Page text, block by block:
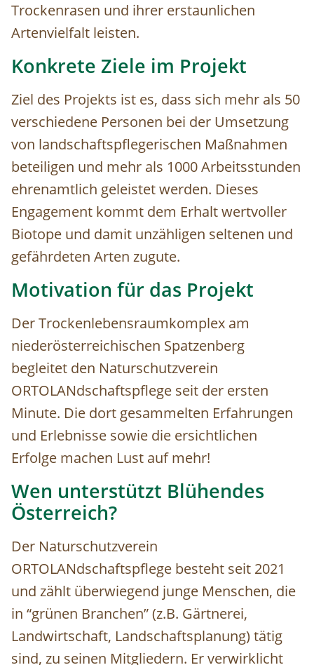
Trockenrasen und ihrer erstaunlichen
Artenvielfalt leisten.
Konkrete Ziele im Projekt
Ziel des Projekts ist es, dass sich mehr als 50
verschiedene Personen bei der Umsetzung
von landschaftspflegerischen Maßnahmen
beteiligen und mehr als 1000 Arbeitsstunden
ehrenamtlich geleistet werden. Dieses
Engagement kommt dem Erhalt wertvoller
Biotope und damit unzähligen seltenen und
gefährdeten Arten zugute.
Motivation für das Projekt
Der Trockenlebensraumkomplex am
niederösterreichischen Spatzenberg
begleitet den Naturschutzverein
ORTOLANdschaftspflege seit der ersten
Minute. Die dort gesammelten Erfahrungen
und Erlebnisse sowie die ersichtlichen
Erfolge machen Lust auf mehr!
Wen unterstützt Blühendes
Österreich?
Der Naturschutzverein
ORTOLANdschaftspflege besteht seit 2021
und zählt überwiegend junge Menschen, die
in “grünen Branchen” (z.B. Gärtnerei,
Landwirtschaft, Landschaftsplanung) tätig
sind, zu seinen Mitgliedern. Er verwirklicht